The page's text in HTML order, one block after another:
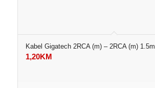
Kabel Gigatech 2RCA (m) – 2RCA (m) 1.5m
1,20KM